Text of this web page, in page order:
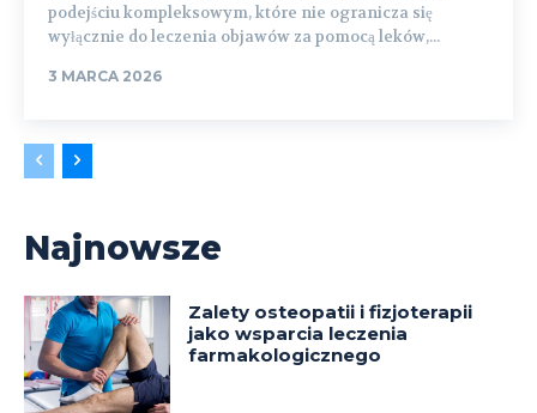
podejściu kompleksowym, które nie ogranicza się
wyłącznie do leczenia objawów za pomocą leków,...
3 MARCA 2026
Najnowsze
Zalety osteopatii i fizjoterapii
jako wsparcia leczenia
farmakologicznego